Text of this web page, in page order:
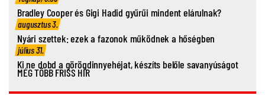
Bradley Cooper és Gigi Hadid gyűrűi mindent elárulnak?
augusztus 3.
Nyári szettek: ezek a fazonok működnek a hőségben
július 31.
Ki ne dobd a görögdinnyehéjat, készíts belőle savanyúságot
MÉG TÖBB FRISS HÍR